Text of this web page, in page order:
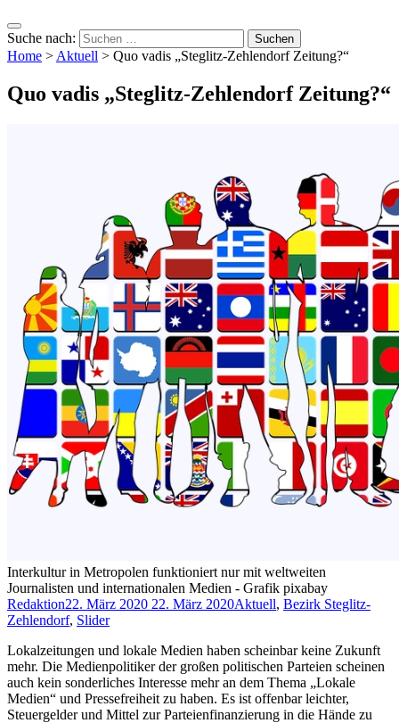
Suche nach:
Home > Aktuell > Quo vadis „Steglitz-Zehlendorf Zeitung?“
Quo vadis „Steglitz-Zehlendorf Zeitung?“
Interkultur in Metropolen funktioniert nur mit weltweiten
Journalisten und internationalen Medien - Grafik pixabay
Redaktion22. März 2020 22. März 2020Aktuell, Bezirk Steglitz-
Zehlendorf, Slider
Lokalzeitungen und lokale Medien haben scheinbar keine Zukunft
mehr. Die Medienpolitiker der großen politischen Parteien scheinen
auch kein sonderliches Interesse mehr an dem Thema „Lokale
Medien“ und Pressefreiheit zu haben. Es ist offenbar leichter,
Steuergelder und Mittel zur Parteienfinanzierung in die Hände zu